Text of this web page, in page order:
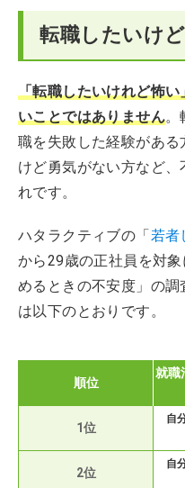
転職したいけ
「転職したいけれど怖
いことではありません。
職を失敗した経験があ
けど勇気がない方など
れです。
ハタラクティブの「若者
から29歳の正社員を対
めるときの不安度」の
は以下のとおりです。
順位
就職
1位
自
2位
自